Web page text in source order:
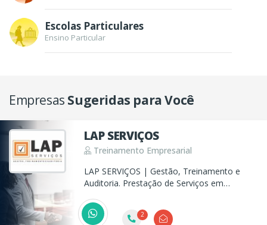
Escolas Particulares
Ensino Particular
Empresas Sugeridas para Você
LAP SERVIÇOS
Treinamento Empresarial
LAP SERVIÇOS | Gestão, Treinamento e
Auditoria. Prestação de Serviços em
Qualidade ISO 9001 & Meio Ambiente ISO
14001 em Taubaté, Campinas e Regiões
2